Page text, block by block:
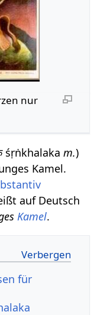
nur
śṛṅkhalakam.)
Kamel.
auf Deutsch
Kamel.
für